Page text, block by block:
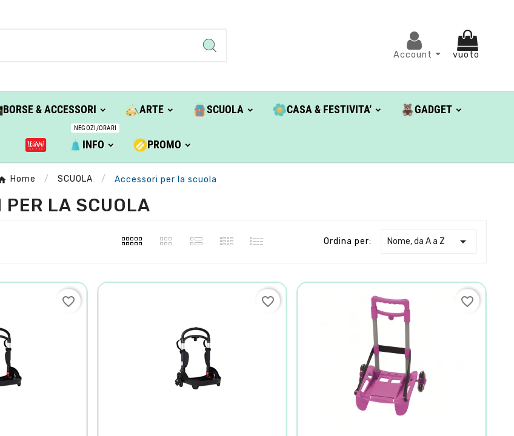
Account vuoto
BORSE & ACCESSORI ARTE SCUOLA CASA & FESTIVITA' GADGET
INFO
NEGOZI/ORARI
PROMO
Home SCUOLA Accessori per la scuola
PER LA SCUOLA
Ordina per: Nome, da A a Z 
favorite_border favorite_border favorite_border